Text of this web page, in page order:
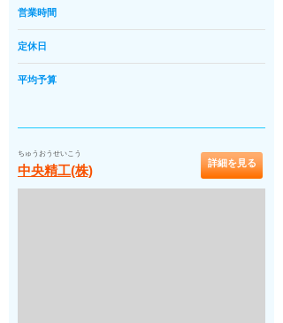
営業時間
定休日
平均予算
ちゅうおうせいこう
中央精工(株) 詳細を見る